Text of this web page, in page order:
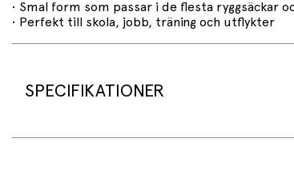
• Smal form som passar i de flesta ryggsäckar
• Perfekt till skola, jobb, träning och utflykter
SPECIFIKATIONER